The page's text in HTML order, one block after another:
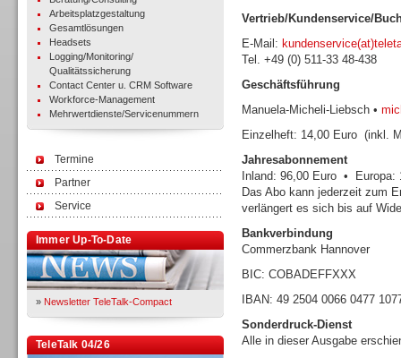
Arbeitsplatzgestaltung
Gesamtlösungen
Headsets
Logging/Monitoring/
Qualitätssicherung
Contact Center u. CRM Software
Workforce-Management
Mehrwertdienste/Servicenummern
Termine
Partner
Service
Immer Up-To-Date
» Newsletter TeleTalk-Compact
TeleTalk 04/26
Vertrieb/Kundenservice/
E-Mail:
Tel. +49 (0) 511-33 48-438
Geschäftsführung
Manuela-Micheli-Liebsch •
Einzelheft: 14,00 Euro (inkl.
Jahresabonnement
Inland: 96,00 Euro • Europa:
Das Abo kann jederzeit zum
verlängert es sich bis auf
Bankverbindung
Commerzbank Hannover
BIC: COBADEFFXXX
IBAN: 49 2504 0066 0477
Sonderdruck-Dienst
Alle in dieser Ausgabe